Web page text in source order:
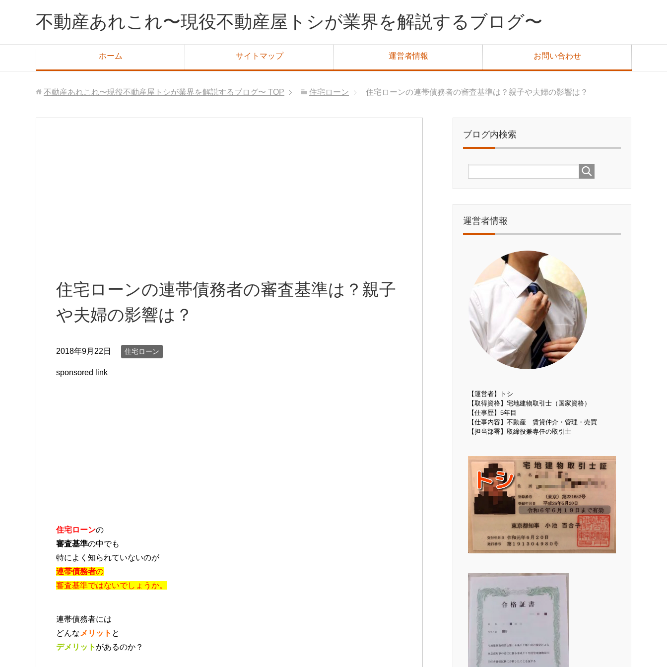
不動産あれこれ〜現役不動産屋トシが業界を解説するブログ〜
ホーム サイトマップ 運営者情報 お問い合わせ
不動産あれこれ〜現役不動産屋トシが業界を解説するブログ〜 TOP 住宅ローン 住宅ローンの連帯債務者の審査基準は？親子や夫婦の影響は？
住宅ローンの連帯債務者の審査基準は？親子
や夫婦の影響は？
2018年9月22日 住宅ローン
sponsored link
住宅ローンの
審査基準の中でも
特によく知られていないのが
連帯債務者の
審査基準ではないでしょうか。
連帯債務者には
どんな メリット と
デメリット があるのか？
ブログ内検索
運営者情報
【運営者】トシ
【取得資格】宅地建物取引士（国家資格）
【仕事歴】5年目
【仕事内容】不動産 賃貸仲介・管理・売買
【担当部署】取締役兼専任の取引士